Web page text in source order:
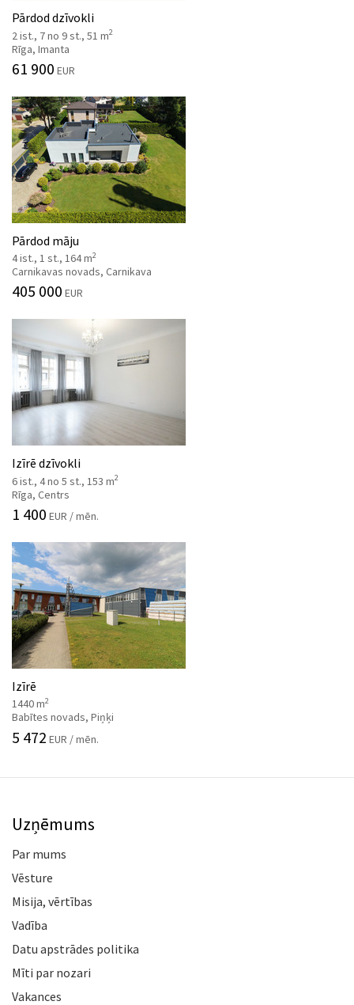
Pārdod dzīvokli
2 ist., 7 no 9 st., 51 m2
Rīga, Imanta
61 900 EUR
Pārdod māju
4 ist., 1 st., 164 m2
Carnikavas novads, Carnikava
405 000 EUR
Izīrē dzīvokli
6 ist., 4 no 5 st., 153 m2
Rīga, Centrs
1 400 EUR / mēn.
Izīrē
1440 m2
Babītes novads, Piņķi
5 472 EUR / mēn.
Uzņēmums
Par mums
Vēsture
Misija, vērtības
Vadība
Datu apstrādes politika
Mīti par nozari
Vakances